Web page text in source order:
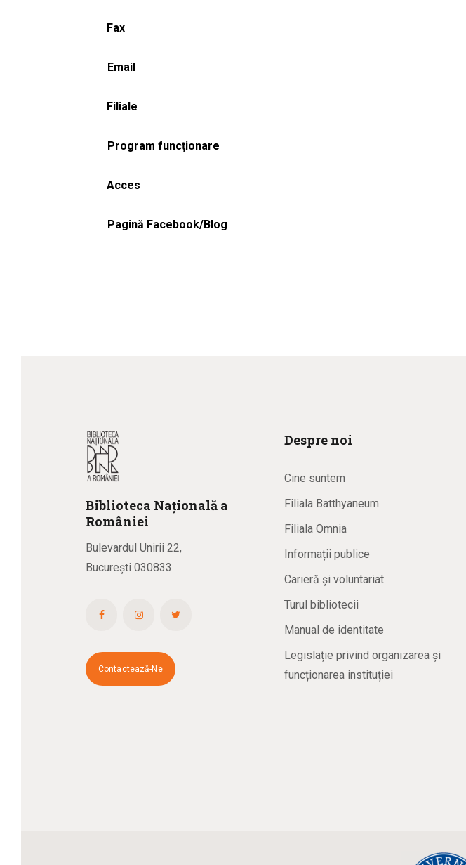
Fax
Email
Filiale
Program funcționare
Acces
Pagină Facebook/Blog
Biblioteca Națională a
României
Bulevardul Unirii 22,
București 030833
Contactează-Ne
Despre noi
Cine suntem
Filiala Batthyaneum
Filiala Omnia
Informații publice
Carieră și voluntariat
Turul bibliotecii
Manual de identitate
Legislație privind organizarea și
funcționarea instituției